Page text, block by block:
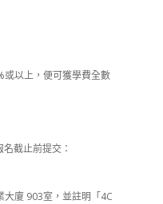
或以上，便可獲學費全數
截止前提交：
廈 903室，並註明「4C